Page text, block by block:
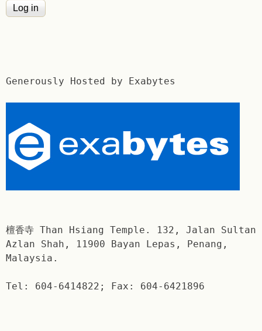
Generously Hosted by Exabytes
檀香寺 Than Hsiang Temple. 132, Jalan Sultan
Azlan Shah, 11900 Bayan Lepas, Penang,
Malaysia.
Tel: 604-6414822; Fax: 604-6421896